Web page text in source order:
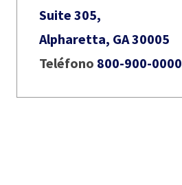
Suite 305,
Alpharetta, GA 30005
Teléfono 800-900-0000